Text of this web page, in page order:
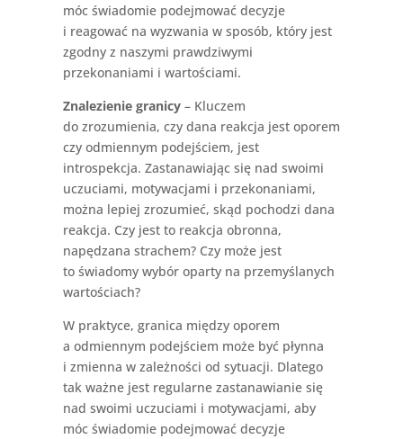
móc świadomie podejmować decyzje
i reagować na wyzwania w sposób, który jest
zgodny z naszymi prawdziwymi
przekonaniami i wartościami.
Znalezienie granicy– Kluczem
do zrozumienia, czy dana reakcja jest oporem
czy odmiennym podejściem, jest
introspekcja. Zastanawiając się nad swoimi
uczuciami, motywacjami i przekonaniami,
można lepiej zrozumieć, skąd pochodzi dana
reakcja. Czy jest to reakcja obronna,
napędzana strachem? Czy może jest
to świadomy wybór oparty na przemyślanych
wartościach?
W praktyce, granica między oporem
a odmiennym podejściem może być płynna
i zmienna w zależności od sytuacji. Dlatego
tak ważne jest regularne zastanawianie się
nad swoimi uczuciami i motywacjami, aby
móc świadomie podejmować decyzje